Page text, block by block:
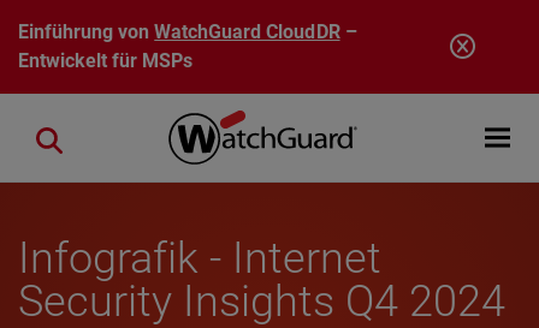
Direkt zum Inhalt
Einführung vonWatchGuard CloudDR–
Entwickelt für MSPs
Open
Close search
Infografik - Internet
Security Insights Q4 2024